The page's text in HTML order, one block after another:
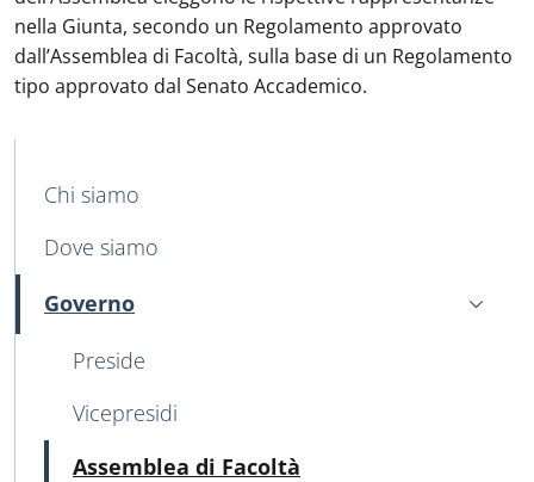
nella Giunta, secondo un Regolamento approvato
dall’Assemblea di Facoltà, sulla base di un Regolamento
tipo approvato dal Senato Accademico.
MAIN NAVIGATION
Chi siamo
Dove siamo
Governo
Attivo
Preside
Vicepresidi
Assemblea di Facoltà